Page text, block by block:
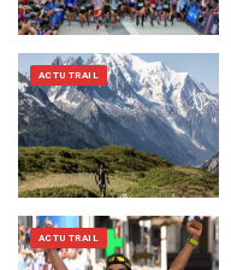
ACTU TRAIL
ACTU TRAIL